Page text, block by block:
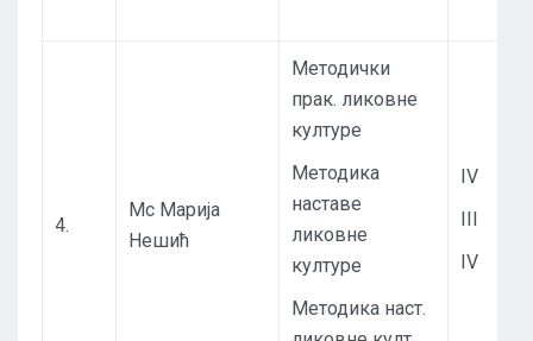
4.
Мс Марија
Нешић
Методички
прак. ликовне
културе
Методика
наставе
ликовне
културе
Методика наст.
IV
III
IV